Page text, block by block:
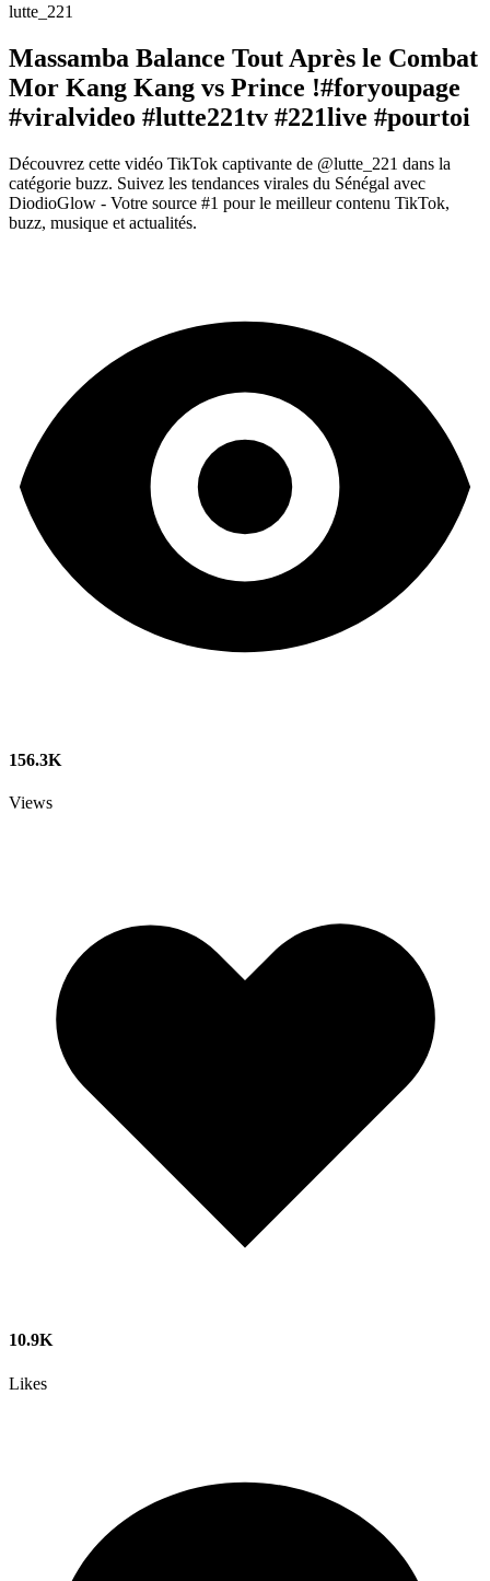
lutte_221
Massamba Balance Tout Après le Combat
Mor Kang Kang vs Prince !#foryoupage
#viralvideo #lutte221tv #221live #pourtoi
Découvrez cette vidéo TikTok captivante de @lutte_221 dans la
catégorie buzz. Suivez les tendances virales du Sénégal avec
DiodioGlow - Votre source #1 pour le meilleur contenu TikTok,
buzz, musique et actualités.
156.3K
Views
10.9K
Likes